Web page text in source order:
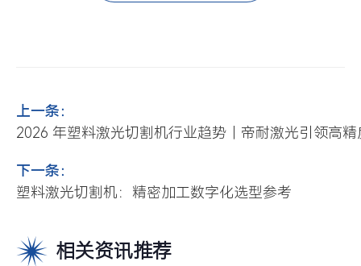
上一条：
2026 年塑料激光切割机行业趋势｜帝耐激光引领高
下一条：
塑料激光切割机：精密加工数字化选型参考
相关资讯推荐